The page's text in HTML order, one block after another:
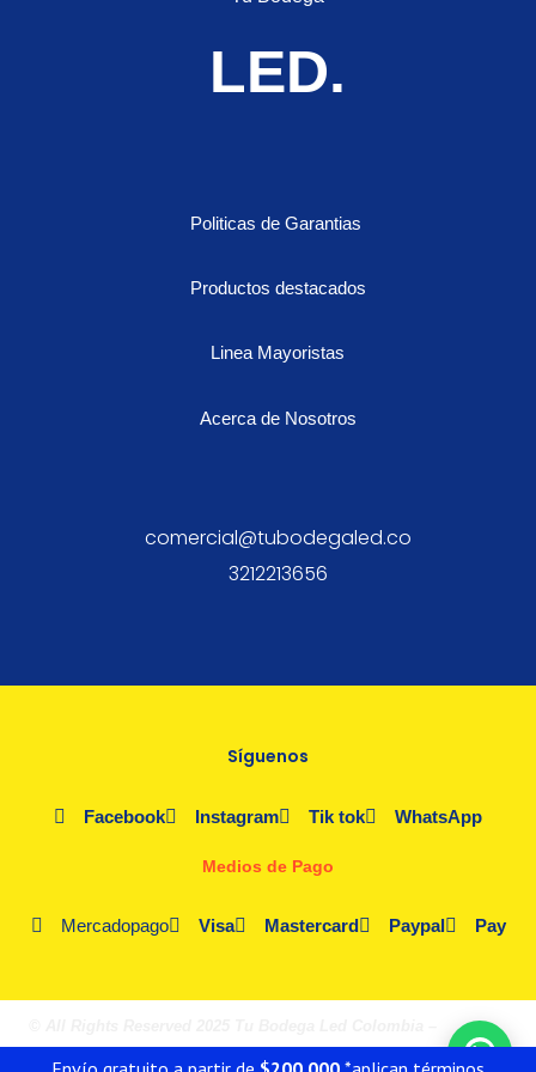
LED.
Politicas de Garantias
Productos destacados
Linea Mayoristas
Acerca de Nosotros
comercial@tubodegaled.co
3212213656
Síguenos
Facebook Instagram Tik tok WhatsApp
Medios de Pago
Mercadopago Visa Mastercard Paypal Pay
Fórmula